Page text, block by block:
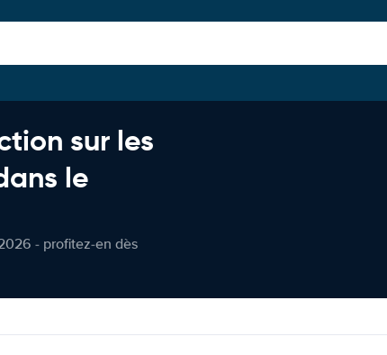
sur les
le
- profitez-en dès